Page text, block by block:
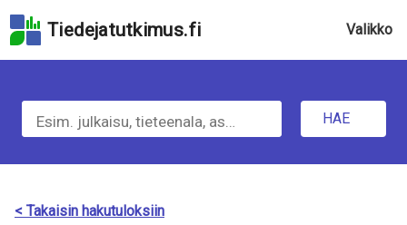
hakukenttään
pääsisältöön
Hyppää
saavutettavuusselosteeseen
Tiedejatutkimus.fi Valikko
e
H
a
e
t
HAE
< Takaisin hakutuloksiin